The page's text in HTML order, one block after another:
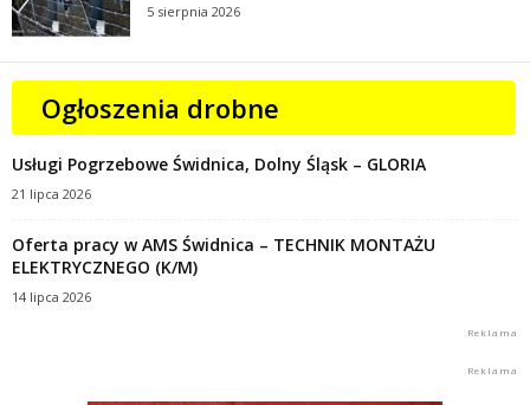
5 sierpnia 2026
Ogłoszenia drobne
Usługi Pogrzebowe Świdnica, Dolny Śląsk – GLORIA
21 lipca 2026
Oferta pracy w AMS Świdnica – TECHNIK MONTAŻU
ELEKTRYCZNEGO (K/M)
14 lipca 2026